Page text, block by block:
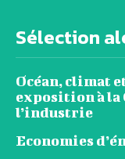
Sélection
Océan, climat
exposition à la
l’industrie
Economies